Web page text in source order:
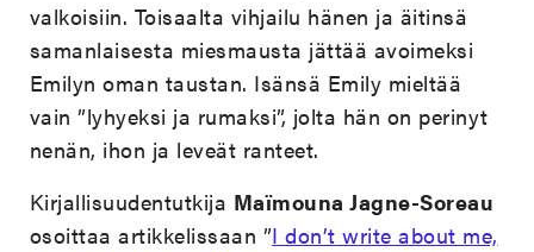
valkoisiin. Toisaalta vihjailu hänen ja äitinsä
samanlaisesta miesmausta jättää avoimeksi
Emilyn oman taustan. Isänsä Emily mieltää
vain ”lyhyeksi ja rumaksi”, jolta hän on perinyt
nenän, ihon ja leveät ranteet.
Kirjallisuudentutkija Maïmouna Jagne-Soreau
osoittaa artikkelissaan ”I don’t write about me,